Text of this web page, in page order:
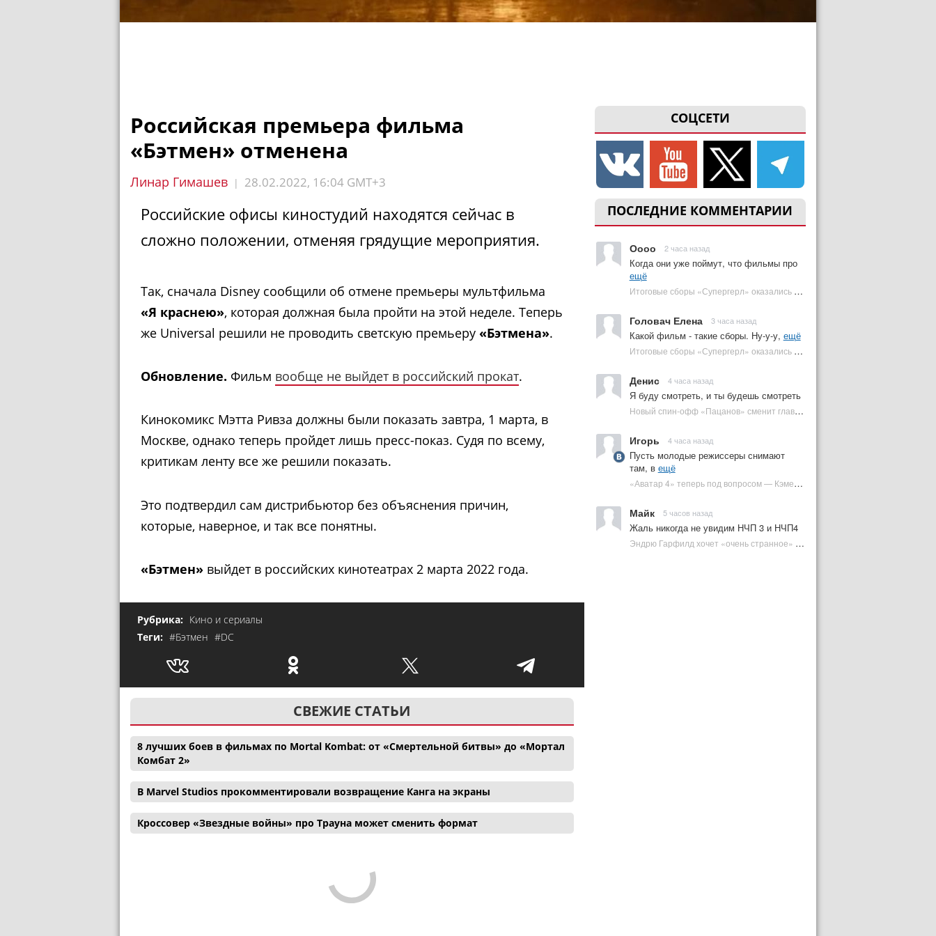
СОЦСЕТИ
ПОСЛЕДНИЕ КОММЕНТАРИИ
Оооо 2 часа назад
Когда они уже поймут, что фильмы про
ещё
Итоговые сборы «Супергерл» оказались худшими для DC за два десятилетия | Plugged In Ru
Головач Елена 3 часа назад
Какой фильм - такие сборы. Ну-у-у, ещё
Итоговые сборы «Супергерл» оказались худшими для DC за два десятилетия | Plugged In Ru
Денис 4 часа назад
Я буду смотреть, и ты будешь смотреть
Новый спин-офф «Пацанов» сменит главного героя | Plugged In Ru
Игорь 4 часа назад
Пусть молодые режиссеры снимают
там, в ещё
«Аватар 4» теперь под вопросом — Кэмерон решил отойти от продолжения | Plugged In Ru
Майк 5 часов назад
Жаль никогда не увидим НЧП 3 и НЧП4
Эндрю Гарфилд хочет «очень странное» возвращение Человека-паука в MCU | Plugged In Ru
Российская премьера фильма
«Бэтмен» отменена
Линар Гимашев | 28.02.2022, 16:04 GMT+3
Российские офисы киностудий находятся сейчас в
сложно положении, отменяя грядущие мероприятия.
Так, сначала Disney сообщили об отмене премьеры мультфильма
«Я краснею», которая должная была пройти на этой неделе. Теперь
же Universal решили не проводить светскую премьеру «Бэтмена».
Обновление. Фильм вообще не выйдет в российский прокат.
Кинокомикс Мэтта Ривза должны были показать завтра, 1 марта, в
Москве, однако теперь пройдет лишь пресс-показ. Судя по всему,
критикам ленту все же решили показать.
Это подтвердил сам дистрибьютор без объяснения причин,
которые, наверное, и так все понятны.
«Бэтмен» выйдет в российских кинотеатрах 2 марта 2022 года.
Рубрика: Кино и сериалы
Теги: #Бэтмен #DC
СВЕЖИЕ СТАТЬИ
8 лучших боев в фильмах по Mortal Kombat: от «Смертельной битвы» до «Мортал
Комбат 2»
В Marvel Studios прокомментировали возвращение Канга на экраны
Кроссовер «Звездные войны» про Трауна может сменить формат